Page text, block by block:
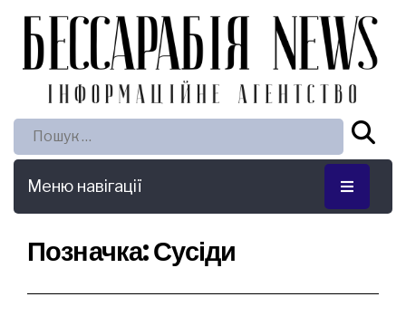
Пошук:
Меню навігації
Позначка:Сусіди